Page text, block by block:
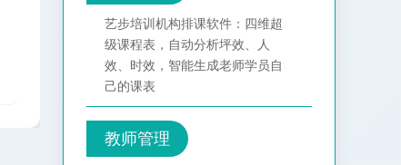
艺步培训机构排课软件：四维超
级课程表，自动分析坪效、人
效、时效，智能生成老师学员自
己的课表
教师管理